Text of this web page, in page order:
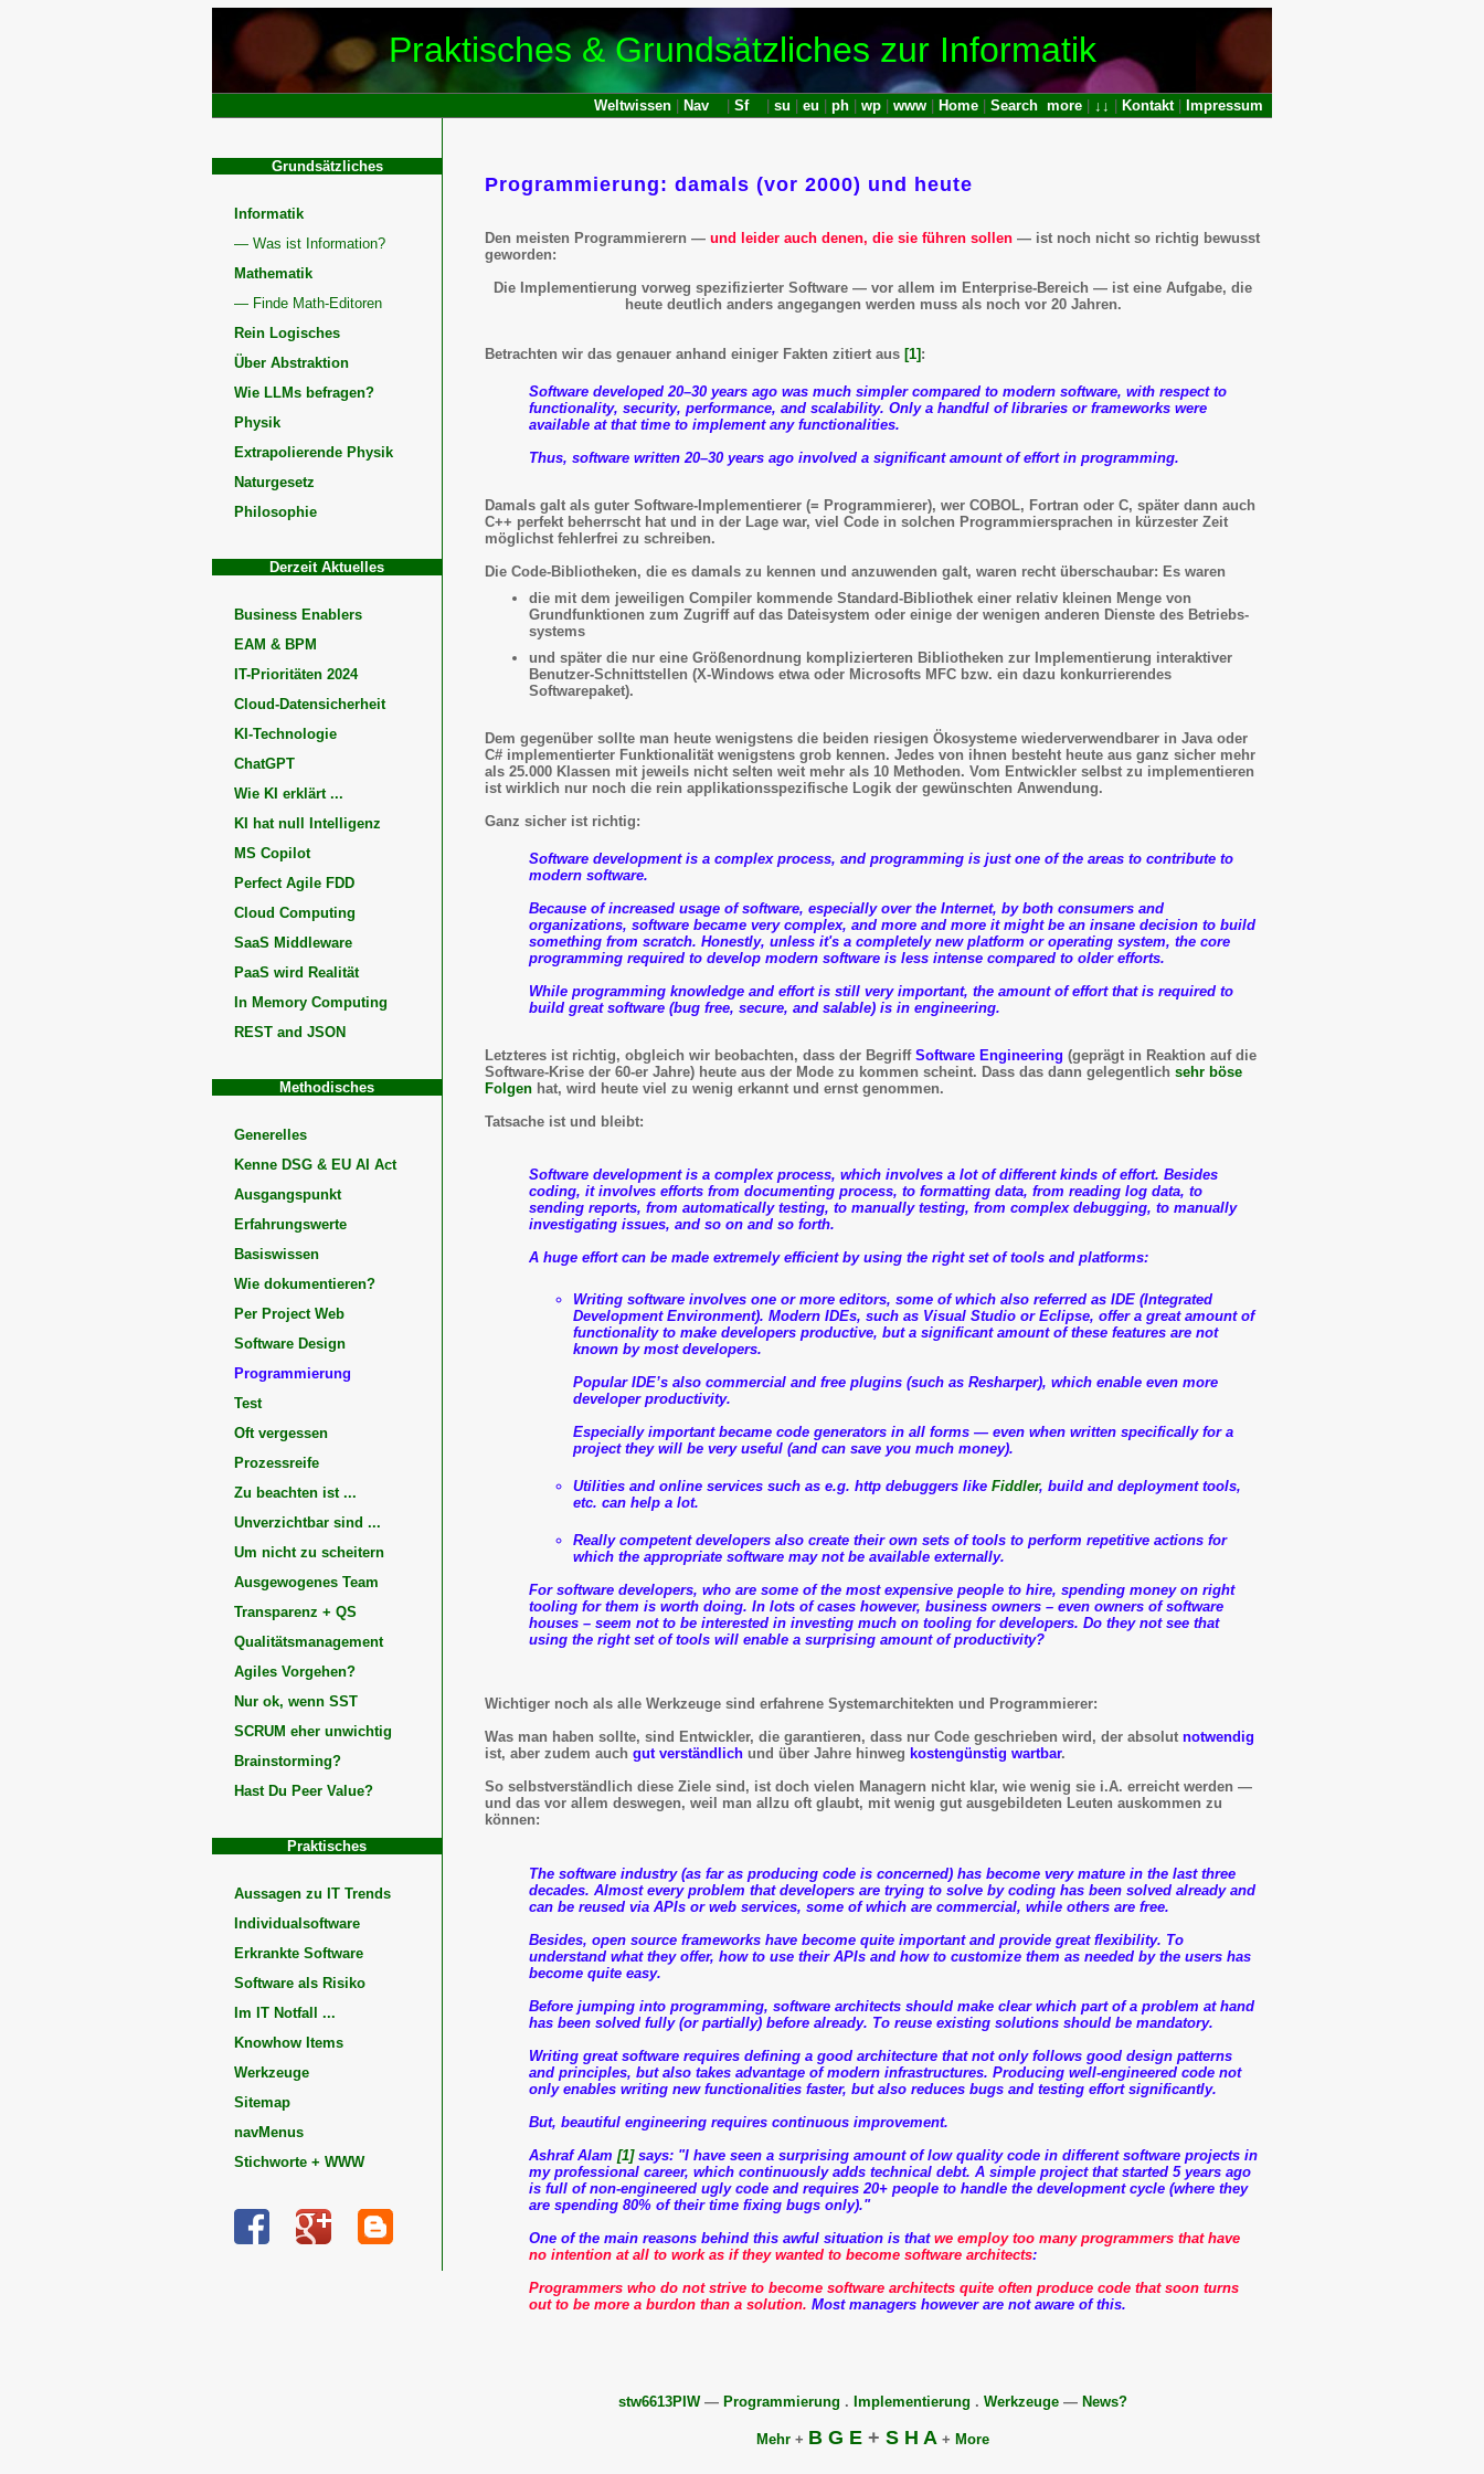
Praktisches & Grundsätzliches zur Informatik
Weltwissen Nav Sf| su eu ph wp www Home Search more ↓↓ Kontakt| Impressum
Grundsätzliches
Informatik
— Was ist Information?
Mathematik
— Finde Math-Editoren
Rein Logisches
Über Abstraktion
Wie LLMs befragen?
Physik
Extrapolierende Physik
Naturgesetz
Philosophie
Derzeit Aktuelles
Business Enablers
EAM & BPM
IT-Prioritäten 2024
Cloud-Datensicherheit
KI-Technologie
ChatGPT
Wie KI erklärt ...
KI hat null Intelligenz
MS Copilot
Perfect Agile FDD
Cloud Computing
SaaS Middleware
PaaS wird Realität
In Memory Computing
REST and JSON
Methodisches
Generelles
Kenne DSG & EU AI Act
Ausgangspunkt
Erfahrungswerte
Basiswissen
Wie dokumentieren?
Per Project Web
Software Design
Programmierung
Test
Oft vergessen
Prozessreife
Zu beachten ist ...
Unverzichtbar sind ...
Um nicht zu scheitern
Ausgewogenes Team
Transparenz + QS
Qualitätsmanagement
Agiles Vorgehen?
Nur ok, wenn SST
SCRUM eher unwichtig
Brainstorming?
Hast Du Peer Value?
Praktisches
Aussagen zu IT Trends
Individualsoftware
Erkrankte Software
Software als Risiko
Im IT Notfall ...
Knowhow Items
Werkzeuge
Sitemap
navMenus
Stichworte + WWW
Software-
Implementierung,
Programmierung
Programmierung: damals (vor 2000) und heute
Den meisten Programmierern — und leider auch denen, die sie führen sollen — ist noch nicht so richtig bewusst
geworden:
Die Implementierung vorweg spezifizierter Software — vor allem im Enterprise-Bereich — ist eine Aufgabe, die
heute deutlich anders angegangen werden muss als noch vor 20 Jahren.
Betrachten wir das genauer anhand einiger Fakten zitiert aus [1] :
Software developed 20–30 years ago was much simpler compared to modern software, with respect to
functionality, security, performance, and scalability. Only a handful of libraries or frameworks were
available at that time to implement any functionalities.
Thus, software written 20–30 years ago involved a significant amount of effort in programming.
Damals galt als guter Software-Implementierer (= Programmierer), wer COBOL, Fortran oder C, später dann auch
C++ perfekt beherrscht hat und in der Lage war, viel Code in solchen Programmiersprachen in kürzester Zeit
möglichst fehlerfrei zu schreiben.
Die Code-Bibliotheken, die es damals zu kennen und anzuwenden galt, waren recht überschaubar: Es waren
die mit dem jeweiligen Compiler kommende Standard-Bibliothek einer relativ kleinen Menge von
Grundfunktionen zum Zugriff auf das Dateisystem oder einige der wenigen anderen Dienste des Betriebs­
systems
und später die nur eine Größenordnung komplizierteren Bibliotheken zur Implementierung inter­aktiver
Benutzer-Schnittstellen (X-Windows etwa oder Microsofts MFC bzw. ein dazu konkurrie­ren­des
Softwarepaket).
Dem gegenüber sollte man heute wenigstens die beiden riesigen Ökosysteme wiederverwendbarer in Java oder
C# implementierter Funktionalität wenigstens grob kennen. Jedes von ihnen besteht heute aus ganz sicher mehr
als 25.000 Klassen mit jeweils nicht selten weit mehr als 10 Methoden. Vom Entwickler selbst zu implementieren
ist wirklich nur noch die rein applikationsspezifische Logik der gewünschten Anwendung.
Ganz sicher ist richtig:
Software development is a complex process, and programming is just one of the areas to contribute to
modern software.
Because of increased usage of software, especially over the Internet, by both consumers and
organizations, software became very complex, and more and more it might be an insane decision to build
something from scratch. Honestly, unless it's a completely new platform or operating system, the core
programming required to develop modern software is less intense compared to older efforts.
While programming knowledge and effort is still very important, the amount of effort that is required to
build great software (bug free, secure, and salable) is in engineering.
Letzteres ist richtig, obgleich wir beobachten, dass der Begriff Software Engineering (geprägt in Reaktion auf die
Software-Krise der 60-er Jahre) heute aus der Mode zu kommen scheint. Dass das dann gelegentlich sehr böse
Folgen hat, wird heute viel zu wenig erkannt und ernst genommen.
Tatsache ist und bleibt:
Software development is a complex process, which involves a lot of different kinds of effort. Besides
coding, it involves efforts from documenting process, to formatting data, from reading log data, to
sending reports, from automatically testing, to manually testing, from complex debugging, to manually
investigating issues, and so on and so forth.
A huge effort can be made extremely efficient by using the right set of tools and platforms:
Writing software involves one or more editors, some of which also referred as IDE (Integrated
Development Environment). Modern IDEs, such as Visual Studio or Eclipse, offer a great amount of
functionality to make developers productive, but a significant amount of these features are not
known by most developers.
Popular IDE’s also commercial and free plugins (such as Resharper), which enable even more
developer productivity.
Especially important became code generators in all forms — even when written specifically for a
project they will be very useful (and can save you much money).
Utilities and online services such as e.g. http debuggers like Fiddler, build and deployment tools,
etc. can help a lot.
Really competent developers also create their own sets of tools to perform repetitive actions for
which the appropriate software may not be available externally.
For software developers, who are some of the most expensive people to hire, spending money on right
tooling for them is worth doing. In lots of cases however, business owners – even owners of software
houses – seem not to be interested in investing much on tooling for developers. Do they not see that
using the rightset of tools will enable a surprising amount of productivity?
Wichtiger noch als alle Werkzeuge sind erfahrene Systemarchitekten und Programmierer:
Was man haben sollte, sind Entwickler, die garantieren, dass nur Code geschrieben wird, der absolut notwendig
ist, aber zudem auch gut verständlich und über Jahre hinweg kostengünstig wartbar.
So selbstverständlich diese Ziele sind, ist doch vielen Managern nicht klar, wie wenig sie i.A. erreicht werden —
und das vor allem deswegen, weil man allzu oft glaubt, mit wenig gut ausgebildeten Leuten auskommen zu
können:
The software industry (as far as producing code is concerned) has become very mature in the last three
decades. Almost every problem that developers are trying to solve by coding has been solved already and
can be reused via APIs or web services, some of which are commercial, while others are free.
Besides, open source frameworks have become quite important and provide great flexibility. To
understand what they offer, how to use their APIs and how to customize them as needed by the users has
become quite easy.
Before jumping into programming, software architects should make clear which part of a problem at hand
has been solved fully (or partially) before already. To reuse existing solutions should be mandatory.
Writing great software requires defining a good architecture that not only follows good design patterns
and principles, but also takes advantage of modern infrastructures. Producing well-engineered code not
only enables writing new functionalities faster, but also reduces bugs and testing effort significantly.
But, beautiful engineering requires continuous improvement.
Ashraf Alam [1]says: "I have seen a surprising amount of low quality code in different software projects in
my professional career, which continuously adds technical debt. A simple project that started 5 years ago
is full of non-engineered ugly code and requires 20+ people to handle the development cycle (where they
are spending 80% of their time fixing bugs only)."
One of the main reasons behind this awful situation is that we employ too many pro­grammers that have
no intention at all to work as if they wanted to become software architects:
Programmers who do not strive to become software architects quite often produce code that soon turns
out to be more a burdon than a solution. Most managers however are not aware of this.
stw6613PIW— Programmierung . Implementierung . Werkzeuge — News?
Mehr + B G E + S H A + More